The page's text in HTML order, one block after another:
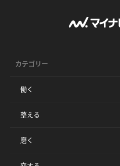
カテゴリー
働く
整える
磨く